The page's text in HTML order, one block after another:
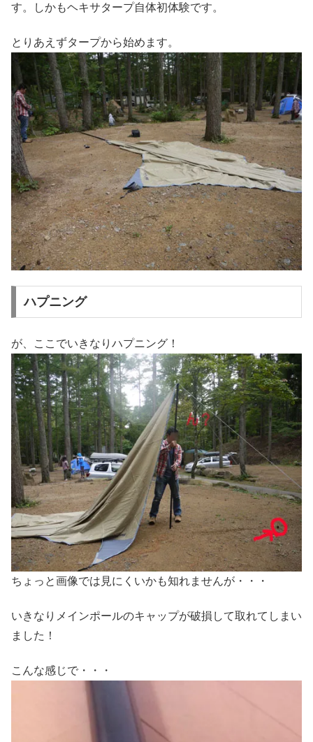
す。しかもヘキサタープ自体初体験です。
とりあえずタープから始めます。
ハプニング
が、ここでいきなりハプニング！
ちょっと画像では見にくいかも知れませんが・・・
いきなりメインポールのキャップが破損して取れてしまい
ました！
こんな感じで・・・